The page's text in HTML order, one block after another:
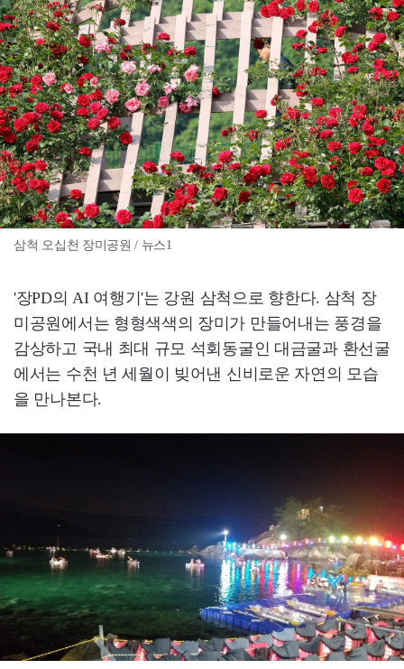
삼척 오십천 장미공원 / 뉴스1
'장PD의 AI 여행기'는 강원 삼척으로 향한다. 삼척 장
미공원에서는 형형색색의 장미가 만들어내는 풍경을
감상하고 국내 최대 규모 석회동굴인 대금굴과 환선굴
에서는 수천 년 세월이 빚어낸 신비로운 자연의 모습
을 만나본다.